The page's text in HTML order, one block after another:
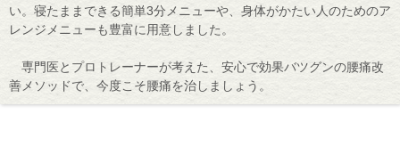
い。寝たままできる簡単3分メニューや、身体がかたい人のためのア
レンジメニューも豊富に用意しました。
専門医とプロトレーナーが考えた、安心で効果バツグンの腰痛改
善メソッドで、今度こそ腰痛を治しましょう。